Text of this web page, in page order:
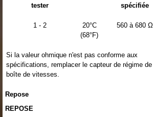
tester
spécifiée
1 - 2
20°C
(68°F)
560 à 680 Ω
Si la valeur ohmique n'est pas conforme aux
spécifications, remplacer le capteur de régime de
boîte de vitesses.
Repose
REPOSE